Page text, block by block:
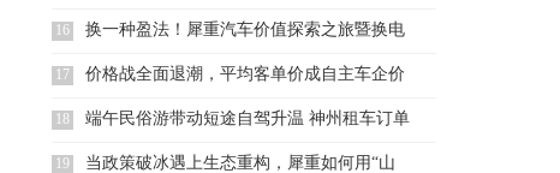
运输
16
换一种盈法！犀重汽车价值探索之旅暨换电
中国行·
17
价格战全面退潮，平均客单价成自主车企价
值竞争新
18
端午民俗游带动短途自驾升温 神州租车订单
同比增
19
当政策破冰遇上生态重构，犀重如何用“山